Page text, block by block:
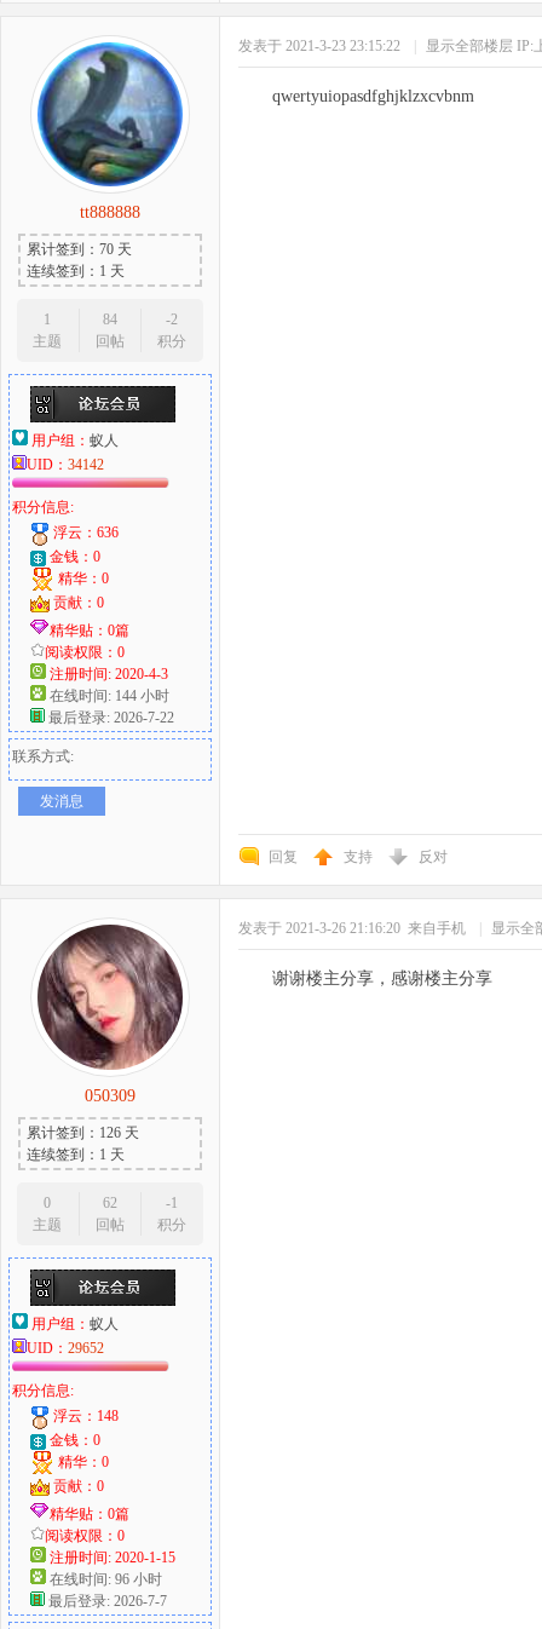
tt888888
累计签到：70 天
连续签到：1 天
1
主题
84
回帖
-2
积分
用户组： 蚁人
UID： 34142
积分信息:
浮云：636
金钱：0
精华：0
贡献：0
精华贴：0篇
阅读权限：0
注册时间: 2020-4-3
在线时间: 144 小时
最后登录: 2026-7-22
联系方式:
发消息
发表于 2021-3-23 23:15:22 显示全部楼层 IP:
qwertyuiopasdfghjklzxcvbnm
回复 支持 反对
050309
累计签到：126 天
连续签到：1 天
0
主题
62
回帖
-1
积分
用户组： 蚁人
UID： 29652
积分信息:
浮云：148
金钱：0
精华：0
贡献：0
精华贴：0篇
阅读权限：0
注册时间: 2020-1-15
在线时间: 96 小时
最后登录: 2026-7-7
发表于 2021-3-26 21:16:20 来自手机 显示全
谢谢楼主分享，感谢楼主分享